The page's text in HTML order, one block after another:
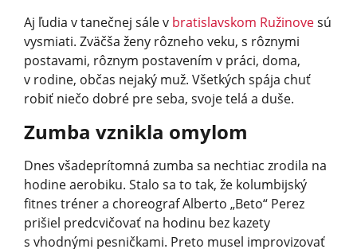
Aj ľudia v tanečnej sále v bratislavskom Ružinovesú
vysmiati. Zväčša ženy rôzneho veku, s rôznymi
postavami, rôznym postavením v práci, doma,
v rodine, občas nejaký muž. Všetkých spája chuť
robiť niečo dobré pre seba, svoje telá a duše.
Zumba vznikla omylom
Dnes všadeprítomná zumba sa nechtiac zrodila na
hodine aerobiku. Stalo sa to tak, že kolumbijský
fitnes tréner a choreograf Alberto „Beto“ Perez
prišiel predcvičovať na hodinu bez kazety
s vhodnými pesničkami. Preto musel improvizovať